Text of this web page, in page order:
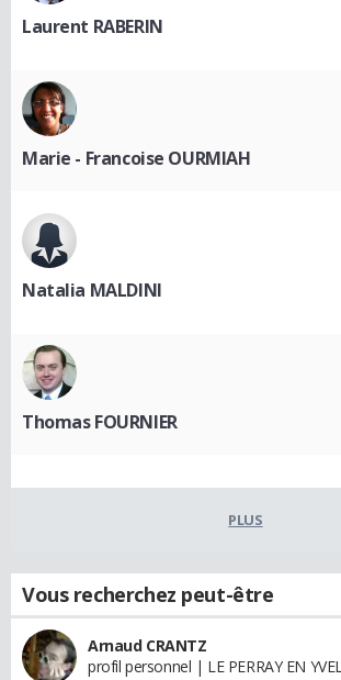
Laurent RABERIN
Marie - Francoise OURMIAH
Natalia MALDINI
Thomas FOURNIER
PLUS
Vous recherchez peut-être
Arnaud CRANTZ
profil personnel | LE PERRAY EN